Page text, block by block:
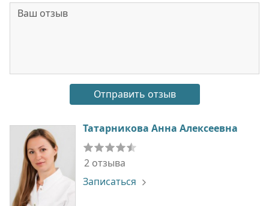
Татарникова Анна Алексеевна
2 отзыва
Записаться